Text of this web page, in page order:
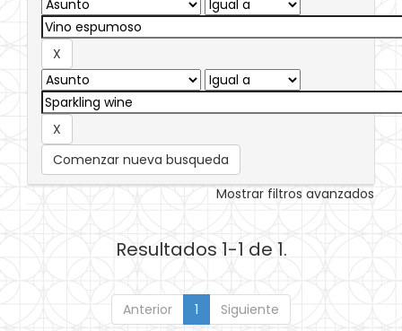
Comenzar nueva busqueda
Mostrar filtros avanzados
Resultados 1-1 de 1.
Anterior 1 Siguiente